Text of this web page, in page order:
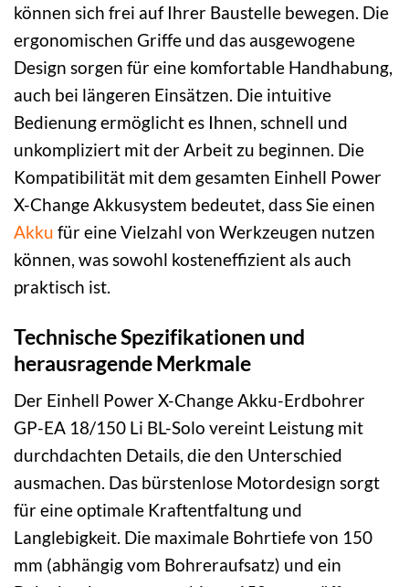
können sich frei auf Ihrer Baustelle bewegen. Die
ergonomischen Griffe und das ausgewogene
Design sorgen für eine komfortable Handhabung,
auch bei längeren Einsätzen. Die intuitive
Bedienung ermöglicht es Ihnen, schnell und
unkompliziert mit der Arbeit zu beginnen. Die
Kompatibilität mit dem gesamten Einhell Power
X-Change Akkusystem bedeutet, dass Sie einen
Akku für eine Vielzahl von Werkzeugen nutzen
können, was sowohl kosteneffizient als auch
praktisch ist.
Technische Spezifikationen und
herausragende Merkmale
Der Einhell Power X-Change Akku-Erdbohrer
GP-EA 18/150 Li BL-Solo vereint Leistung mit
durchdachten Details, die den Unterschied
ausmachen. Das bürstenlose Motordesign sorgt
für eine optimale Kraftentfaltung und
Langlebigkeit. Die maximale Bohrtiefe von 150
mm (abhängig vom Bohreraufsatz) und ein